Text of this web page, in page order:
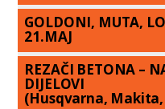
GOLDONI, MUTA,
21.MAJ
REZAČI BETONA –
DIJELOVI
(Husqvarna,